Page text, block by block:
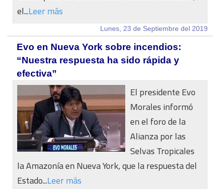
el...Leer más
Lunes, 23 de Septiembre del 2019
Evo en Nueva York sobre incendios:
“Nuestra respuesta ha sido rápida y
efectiva”
El presidente Evo
Morales informó
en el foro de la
Alianza por las
Selvas Tropicales
la Amazonía en Nueva York, que la respuesta del
Estado...Leer más